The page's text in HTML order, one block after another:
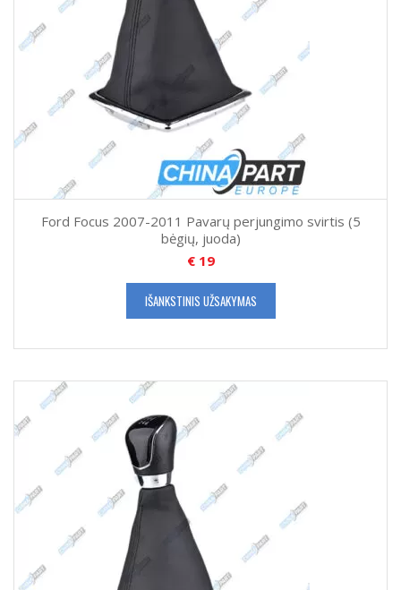
Ford Focus 2007-2011 Pavarų perjungimo svirtis (5
bėgių, juoda)
€19
IŠANKSTINIS UŽSAKYMAS